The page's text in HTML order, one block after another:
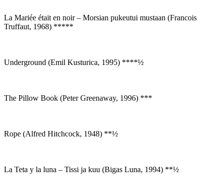
La Mariée était en noir – Morsian pukeutui mustaan (Francois
Truffaut, 1968) *****
Underground (Emil Kusturica, 1995) ****½
The Pillow Book (Peter Greenaway, 1996) ***
Rope (Alfred Hitchcock, 1948) **½
La Teta y la luna – Tissi ja kuu (Bigas Luna, 1994) **½